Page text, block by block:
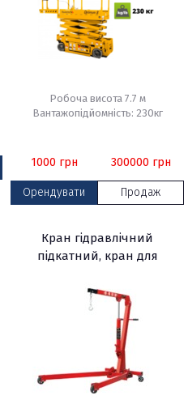
Робоча висота 7.7 м
Вантажопідйомність: 230кг
1000 грн
Орендувати
300000 грн
Продаж
Кран гідравлічний
підкатний, кран для
TORIN